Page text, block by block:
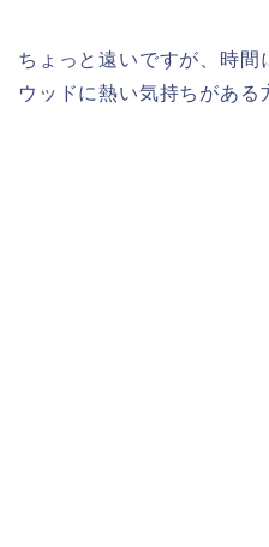
ちょっと遠いですが、時間
ウッドに熱い気持ちがある